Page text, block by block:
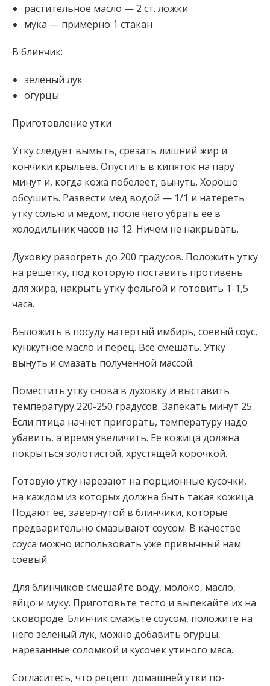
растительное масло — 2 ст. ложки
мука — примерно 1 стакан
В блинчик:
зеленый лук
огурцы
Приготовление утки
Утку следует вымыть, срезать лишний жир и
кончики крыльев. Опустить в кипяток на пару
минут и, когда кожа побелеет, вынуть. Хорошо
обсушить. Развести мед водой — 1/1 и натереть
утку солью и медом, после чего убрать ее в
холодильник часов на 12. Ничем не накрывать.
Духовку разогреть до 200 градусов. Положить утку
на решетку, под которую поставить противень
для жира, накрыть утку фольгой и готовить 1-1,5
часа.
Выложить в посуду натертый имбирь, соевый соус,
кунжутное масло и перец. Все смешать. Утку
вынуть и смазать полученной массой.
Поместить утку снова в духовку и выставить
температуру 220-250 градусов. Запекать минут 25.
Если птица начнет пригорать, температуру надо
убавить, а время увеличить. Ее кожица должна
покрыться золотистой, хрустящей корочкой.
Готовую утку нарезают на порционные кусочки,
на каждом из которых должна быть такая кожица.
Подают ее, завернутой в блинчики, которые
предварительно смазывают соусом. В качестве
соуса можно использовать уже привычный нам
соевый.
Для блинчиков смешайте воду, молоко, масло,
яйцо и муку. Приготовьте тесто и выпекайте их на
сковороде. Блинчик смажьте соусом, положите на
него зеленый лук, можно добавить огурцы,
нарезанные соломкой и кусочек утиного мяса.
Согласитесь, что рецепт домашней утки по-